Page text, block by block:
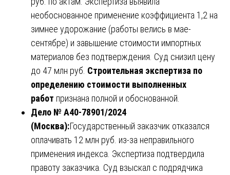
необоснованное применение коэффициента 1,2 на
зимнее удорожание (работы велись в мае-
сентябре) и завышение стоимости импортных
материалов без подтверждения. Суд снизил цену
до 47 млн руб. Строительная экспертиза по
определению стоимости выполненных
работ признана полной и обоснованной.
Дело № А40-78901/2024
(Москва):Государственный заказчик отказался
оплачивать 12 млн руб. из-за неправильного
применения индекса. Экспертиза подтвердила
правоту заказчика. Суд взыскал с подрядчика